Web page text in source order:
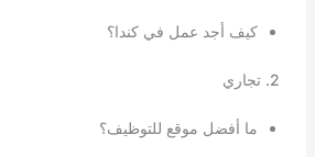
كيف أجد عمل في كندا؟
2. تجاري
ما أفضل موقع للتوظيف؟